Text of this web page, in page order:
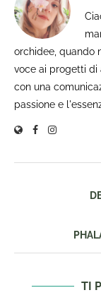
orchidee, quando
voce ai progetti di
con una
passione e
TI